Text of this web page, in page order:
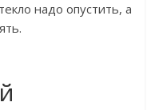
надо опустить, а